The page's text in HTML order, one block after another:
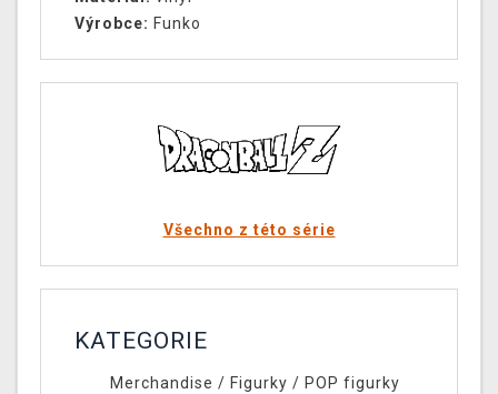
Výrobce: Funko
Všechno z této série
KATEGORIE
Merchandise / Figurky / POP figurky